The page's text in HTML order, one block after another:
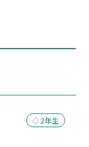
◇２年生